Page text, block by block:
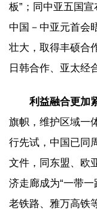
板”；同中亚五国
中国－中亚元首会
壮大，取得丰硕合
日韩合作、亚太经
利益融合更加
旗帜，维护区域一
行先试，中国已同
文件，同东盟、欧
济走廊成为“一带
老铁路、雅万高铁